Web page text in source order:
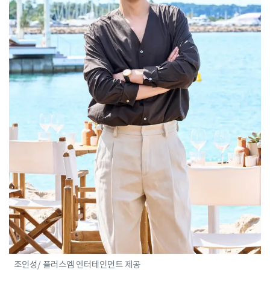
조인성/ 플러스엠 엔터테인먼트 제공